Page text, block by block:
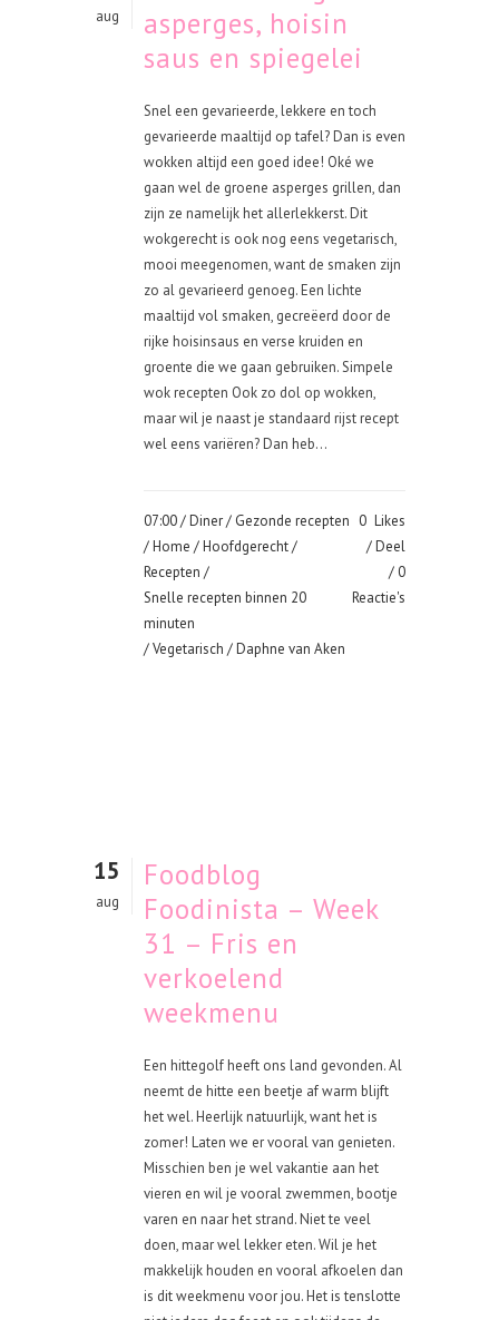
aug
asperges, hoisin
saus en spiegelei
Snel een gevarieerde, lekkere en toch
gevarieerde maaltijd op tafel? Dan is even
wokken altijd een goed idee! Oké we
gaan wel de groene asperges grillen, dan
zijn ze namelijk het allerlekkerst. Dit
wokgerecht is ook nog eens vegetarisch,
mooi meegenomen, want de smaken zijn
zo al gevarieerd genoeg. Een lichte
maaltijd vol smaken, gecreëerd door de
rijke hoisinsaus en verse kruiden en
groente die we gaan gebruiken. Simpele
wok recepten Ook zo dol op wokken,
maar wil je naast je standaard rijst recept
wel eens variëren? Dan heb...
07:00 /Diner/ Gezonde recepten
/Home /Hoofdgerecht/
Recepten /
Snelle recepten binnen 20
minuten
/Vegetarisch / Daphne van Aken
0 Likes
Deel
0
Reactie's
15
aug
Foodblog
Foodinista – Week
31 – Fris en
verkoelend
weekmenu
Een hittegolf heeft ons land gevonden. Al
neemt de hitte een beetje af warm blijft
het wel. Heerlijk natuurlijk, want het is
zomer! Laten we er vooral van genieten.
Misschien ben je wel vakantie aan het
vieren en wil je vooral zwemmen, bootje
varen en naar het strand. Niet te veel
doen, maar wel lekker eten. Wil je het
makkelijk houden en vooral afkoelen dan
is dit weekmenu voor jou. Het is tenslotte